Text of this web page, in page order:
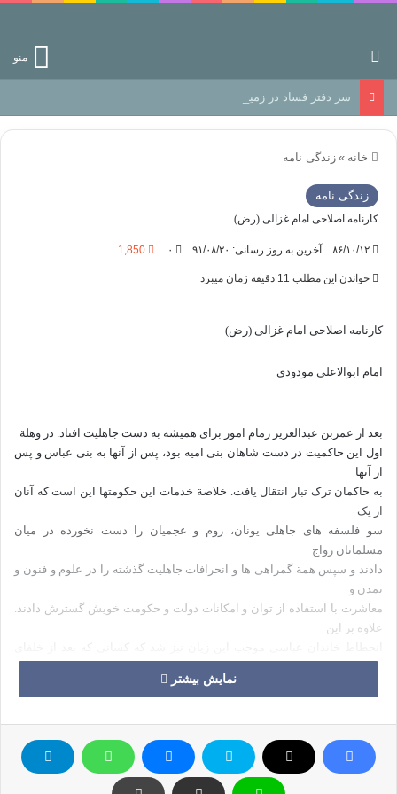
منو
سر دفتر فساد در زمین‌، دوری وکناره‌گیری از راه خداست‌!
خانه » زندگی نامه
زندگی نامه
کارنامه اصلاحی امام غزالی (رض)
۸۶/۱۰/۱۲ آخرین به روز رسانی: ۹۱/۰۸/۲۰ ۰ 1,850
خواندن این مطلب 11 دقیقه زمان میبرد
کارنامه اصلاحی امام غزالی (رض)
امام ابوالاعلی مودودی
بعد از عمربن عبدالعزیز زمام امور برای همیشه به دست جاهلیت افتاد. در وهلة
اول این حاکمیت در دست شاهان بنی امیه بود، پس از آنها به بنی عباس و پس
از آنها
به حاکمان ترک تبار انتقال یافت. خلاصة خدمات این حکومتها این است که آنان
از یک
سو فلسفه های جاهلی یونان، روم و عجمیان را دست نخورده در میان
مسلمانان رواج
دادند و سپس همة گمراهی ها و انحرافات جاهلیت گذشته را در علوم و فنون و
تمدن و
معاشرت با استفاده از توان و امکانات دولت و حکومت خویش گسترش دادند.
علاوه بر این
اولیه ی این
خاندان قدرت را در اختیار گرفتند، از علوم دین هیچ بهره ای نداشتند و حتی این
شایسته ای را
انتخاب نمایند. به دلیل جهالت، نادانی و رفاه طلبی خویش دوست داشتند، اجرای
احکام
شرعی طبق خطوط تعیین شده و تغییر ناپذیری صورت بگیرد که در آن نیازی به
نمایش بیشتر